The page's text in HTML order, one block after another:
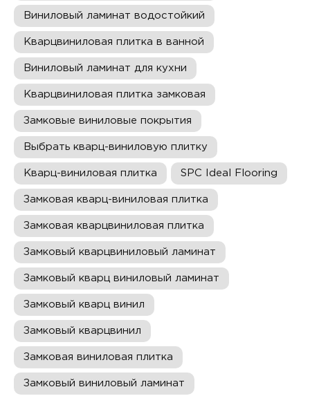
Виниловый ламинат водостойкий
Кварцвиниловая плитка в ванной
Виниловый ламинат для кухни
Кварцвиниловая плитка замковая
Замковые виниловые покрытия
Выбрать кварц-виниловую плитку
Кварц-виниловая плитка SPC Ideal Flooring
Замковая кварц-виниловая плитка
Замковая кварцвиниловая плитка
Замковый кварцвиниловый ламинат
Замковый кварц виниловый ламинат
Замковый кварц винил
Замковый кварцвинил
Замковая виниловая плитка
Замковый виниловый ламинат